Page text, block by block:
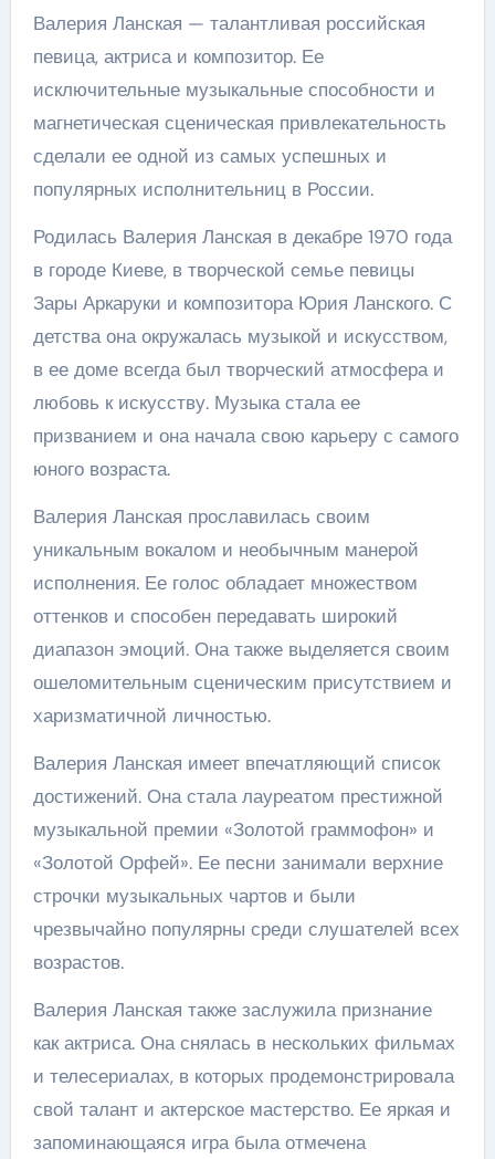
Валерия Ланская — талантливая российская
певица, актриса и композитор. Ее
исключительные музыкальные способности и
магнетическая сценическая привлекательность
сделали ее одной из самых успешных и
популярных исполнительниц в России.
Родилась Валерия Ланская в декабре 1970 года
в городе Киеве, в творческой семье певицы
Зары Аркаруки и композитора Юрия Ланского. С
детства она окружалась музыкой и искусством,
в ее доме всегда был творческий атмосфера и
любовь к искусству. Музыка стала ее
призванием и она начала свою карьеру с самого
юного возраста.
Валерия Ланская прославилась своим
уникальным вокалом и необычным манерой
исполнения. Ее голос обладает множеством
оттенков и способен передавать широкий
диапазон эмоций. Она также выделяется своим
ошеломительным сценическим присутствием и
харизматичной личностью.
Валерия Ланская имеет впечатляющий список
достижений. Она стала лауреатом престижной
музыкальной премии «Золотой граммофон» и
«Золотой Орфей». Ее песни занимали верхние
строчки музыкальных чартов и были
чрезвычайно популярны среди слушателей всех
возрастов.
Валерия Ланская также заслужила признание
как актриса. Она снялась в нескольких фильмах
и телесериалах, в которых продемонстрировала
свой талант и актерское мастерство. Ее яркая и
запоминающаяся игра была отмечена